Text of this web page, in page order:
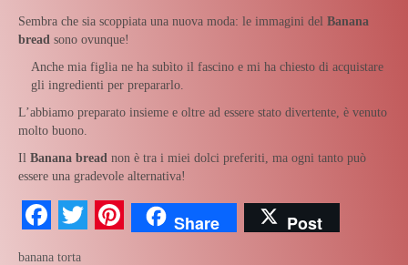
Sembra che sia scoppiata una nuova moda: le immagini del Banana
bread sono ovunque!
Anche mia figlia ne ha subìto il fascino e mi ha chiesto di acquistare
gli ingredienti per prepararlo.
L’abbiamo preparato insieme e oltre ad essere stato divertente, è venuto
molto buono.
Il Banana bread non è tra i miei dolci preferiti, ma ogni tanto può
essere una gradevole alternativa!
Facebook
TwitterPinterest
Share Post
banana torta